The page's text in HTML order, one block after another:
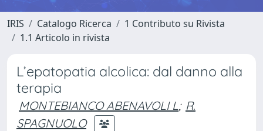
IRIS Catalogo Ricerca
1 Contributo su Rivista
1.1 Articolo in rivista
L’epatopatia alcolica: dal danno alla
terapia
MONTEBIANCO ABENAVOLI L; R.
SPAGNUOLO